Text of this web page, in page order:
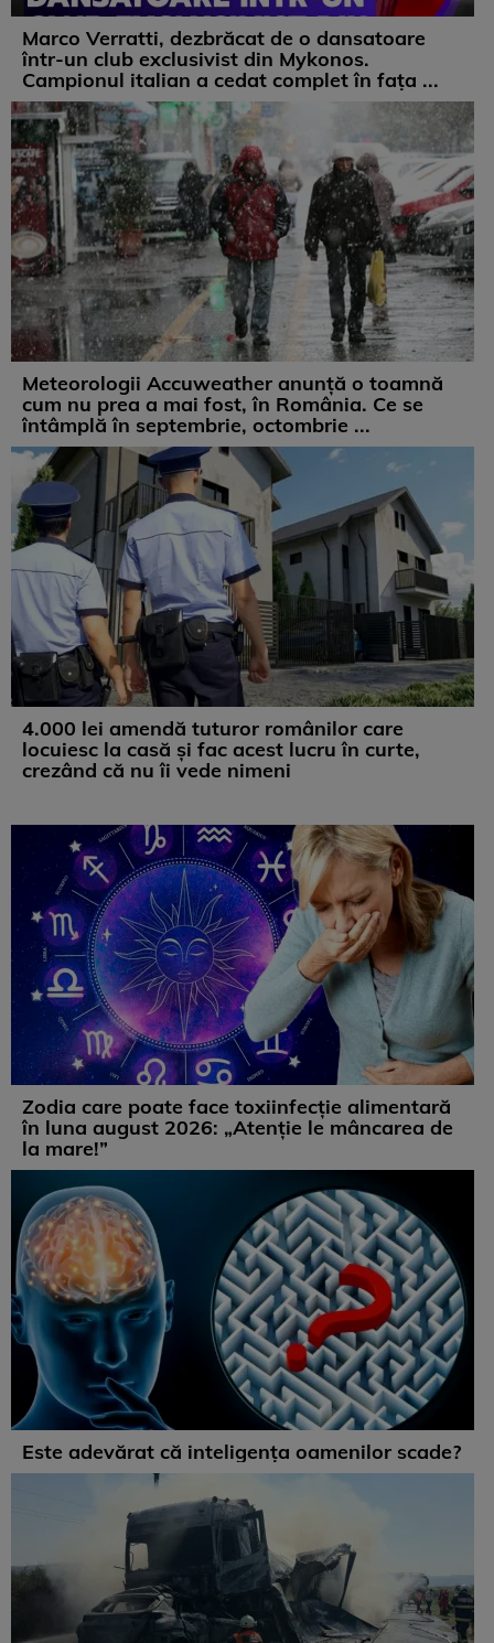
Marco Verratti, dezbrăcat de o dansatoare
într-un club exclusivist din Mykonos.
Campionul italian a cedat complet în fața ...
Meteorologii Accuweather anunță o toamnă
cum nu prea a mai fost, în România. Ce se
întâmplă în septembrie, octombrie ...
4.000 lei amendă tuturor românilor care
locuiesc la casă și fac acest lucru în curte,
crezând că nu îi vede nimeni
Zodia care poate face toxiinfecție alimentară
în luna august 2026: „Atenție le mâncarea de
la mare!”
Este adevărat că inteligența oamenilor scade?